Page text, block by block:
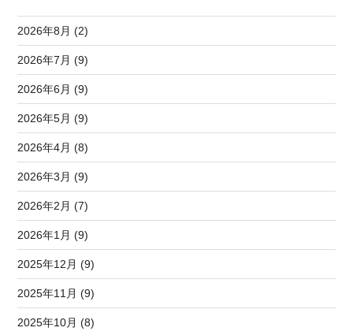
2026年8月 (2)
2026年7月 (9)
2026年6月 (9)
2026年5月 (9)
2026年4月 (8)
2026年3月 (9)
2026年2月 (7)
2026年1月 (9)
2025年12月 (9)
2025年11月 (9)
2025年10月 (8)